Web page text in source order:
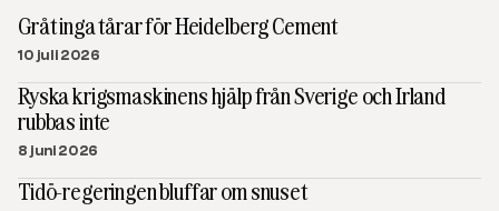
Gråt inga tårar för Heidelberg Cement
10 juli 2026
Ryska krigsmaskinens hjälp från Sverige och Irland
rubbas inte
8 juni 2026
Tidö-regeringen bluffar om snuset